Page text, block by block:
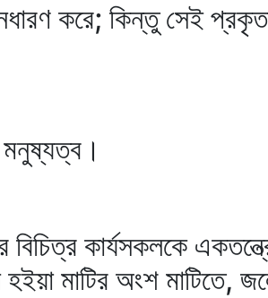
করে; কিন্তু সেই
মনুষ্যত্ব।
কার্যসকলকে
মাটির অংশ মাটিতে,